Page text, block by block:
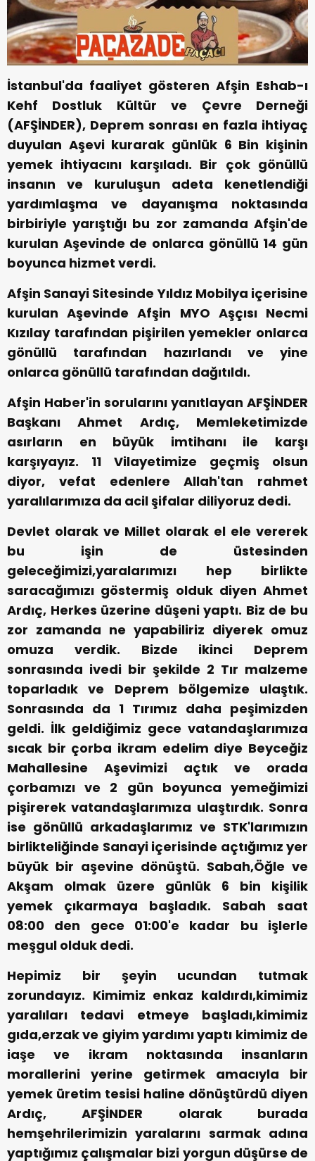
İstanbul'da faaliyet gösteren Afşin Eshab-ı
Kehf Dostluk Kültür ve Çevre Derneği
(AFŞİNDER), Deprem sonrası en fazla ihtiyaç
duyulan Aşevi kurarak günlük 6 Bin kişinin
yemek ihtiyacını karşıladı. Bir çok gönüllü
insanın ve kuruluşun adeta kenetlendiği
yardımlaşma ve dayanışma noktasında
birbiriyle yarıştığı bu zor zamanda Afşin'de
kurulan Aşevinde de onlarca gönüllü 14 gün
boyunca hizmet verdi.
Afşin Sanayi Sitesinde Yıldız Mobilya içerisine
kurulan Aşevinde Afşin MYO Aşçısı Necmi
Kızılay tarafından pişirilen yemekler onlarca
gönüllü tarafından hazırlandı ve yine
onlarca gönüllü tarafından dağıtıldı.
Afşin Haber'in sorularını yanıtlayan AFŞİNDER
Başkanı Ahmet Ardıç, Memleketimizde
asırların en büyük imtihanı ile karşı
karşıyayız. 11 Vilayetimize geçmiş olsun
diyor, vefat edenlere Allah'tan rahmet
yaralılarımıza da acil şifalar diliyoruz dedi.
Devlet olarak ve Millet olarak el ele vererek
bu işin de üstesinden
geleceğimizi,yaralarımızı hep birlikte
saracağımızı göstermiş olduk diyen Ahmet
Ardıç, Herkes üzerine düşeni yaptı. Biz de bu
zor zamanda ne yapabiliriz diyerek omuz
omuza verdik. Bizde ikinci Deprem
sonrasında ivedi bir şekilde 2 Tır malzeme
toparladık ve Deprem bölgemize ulaştık.
Sonrasında da 1 Tırımız daha peşimizden
geldi. İlk geldiğimiz gece vatandaşlarımıza
sıcak bir çorba ikram edelim diye Beyceğiz
Mahallesine Aşevimizi açtık ve orada
çorbamızı ve 2 gün boyunca yemeğimizi
pişirerek vatandaşlarımıza ulaştırdık. Sonra
ise gönüllü arkadaşlarımız ve STK'larımızın
birlikteliğinde Sanayi içerisinde açtığımız yer
büyük bir aşevine dönüştü. Sabah,Öğle ve
Akşam olmak üzere günlük 6 bin kişilik
yemek çıkarmaya başladık. Sabah saat
08:00 den gece 01:00'e kadar bu işlerle
meşgul olduk dedi.
Hepimiz bir şeyin ucundan tutmak
zorundayız. Kimimiz enkaz kaldırdı,kimimiz
yaralıları tedavi etmeye başladı,kimimiz
gıda,erzak ve giyim yardımı yaptı kimimiz de
iaşe ve ikram noktasında insanların
morallerini yerine getirmek amacıyla bir
yemek üretim tesisi haline dönüştürdü diyen
Ardıç, AFŞİNDER olarak burada
hemşehrilerimizin yaralarını sarmak adına
yaptığımız çalışmalar bizi yorgun düşürse de